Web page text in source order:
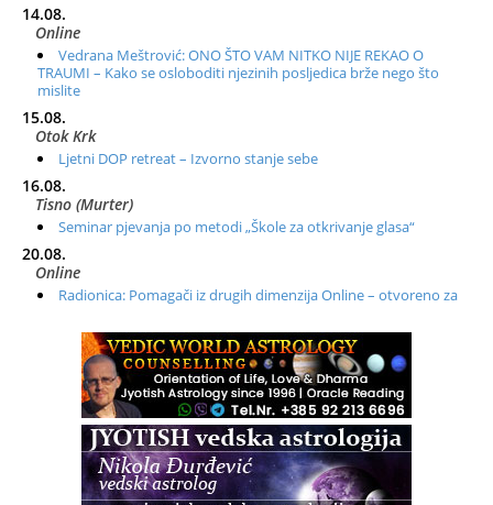
14.08.
Online
Vedrana Meštrović: ONO ŠTO VAM NITKO NIJE REKAO O
TRAUMI – Kako se osloboditi njezinih posljedica brže nego što
mislite
15.08.
Otok Krk
Ljetni DOP retreat – Izvorno stanje sebe
16.08.
Tisno (Murter)
Seminar pjevanja po metodi „Škole za otkrivanje glasa“
20.08.
Online
Radionica: Pomagači iz drugih dimenzija Online – otvoreno za
Zagreb+Online
Osnovni ThetaHealing® tečaj, Zagreb i Online
Access BARS®, otpusti stres